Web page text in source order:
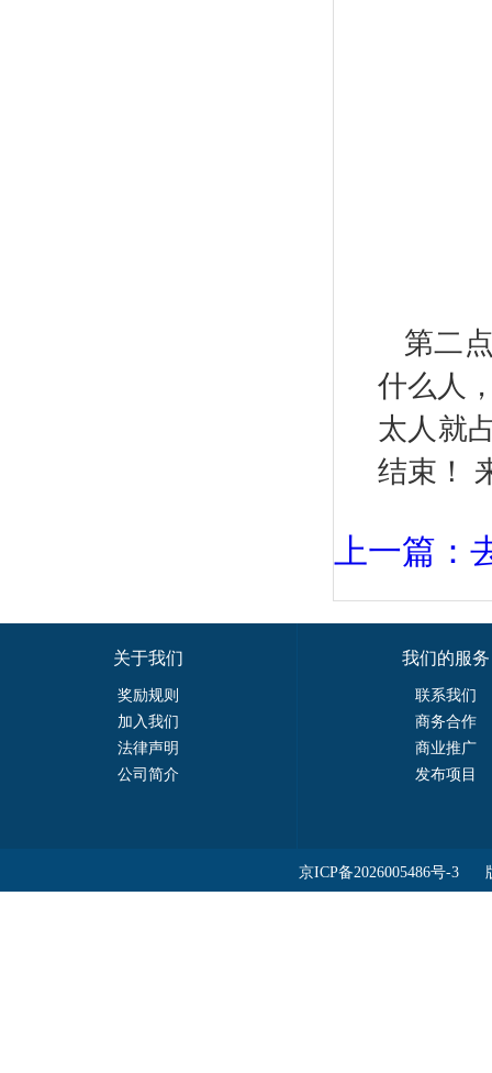
第二
什么人
太人就
结束！
上一篇：
关于我们
奖励规则
加入我们
法律声明
公司简介
我们的服务
联系我们
商务合作
商业推广
发布项目
京ICP备2026005486号-3